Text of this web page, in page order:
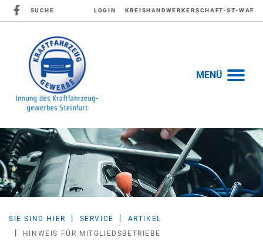
SUCHE LOGIN KREISHANDWERKERSCHAFT-ST-WAF
MENÜ
SIE SIND HIER SERVICE
ARTIKEL
HINWEIS FÜR MITGLIEDSBETRIEBE